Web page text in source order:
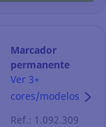
Marcador
permanente
Stabilo OHPen
Universal - preto
Ver 3+
cores/modelos
Ref.: 1.092.309